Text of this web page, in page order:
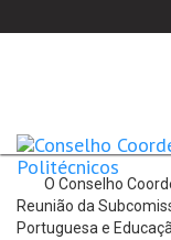
O Conselho
Reunião da
Portuguesa e